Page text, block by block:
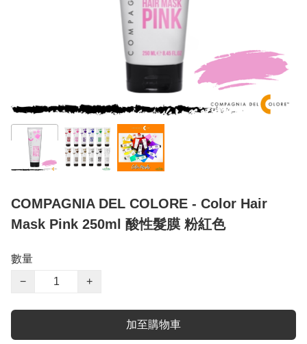
COMPAGNIA DEL COLORE - Color Hair
Mask Pink 250ml 酸性髮膜 粉紅色
數量
−
+
加至購物車